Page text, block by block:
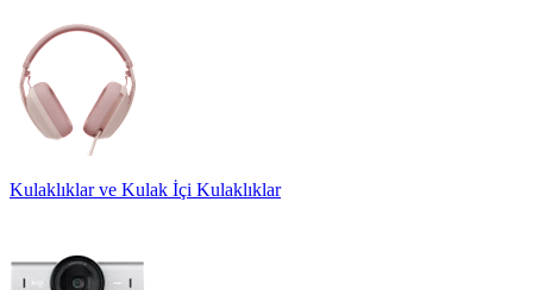
Kulaklıklar ve Kulak İçi Kulaklıklar